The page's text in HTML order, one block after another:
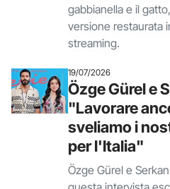
gabbianella e il
versione restaurata
streaming.
19/07/2026
Özge Gürel e
"Lavorare
sveliamo i
per l'Italia"
Özge Gürel e